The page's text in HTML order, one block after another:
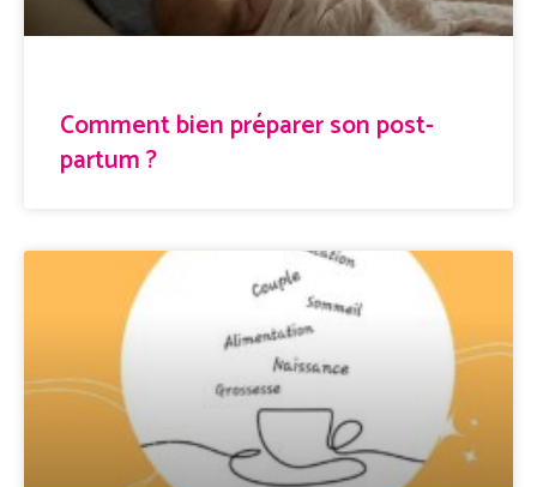
Comment bien préparer son post-
partum ?